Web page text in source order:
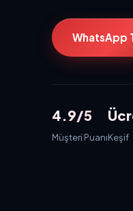
WhatsApp
4.9/5
Müşteri PuanıKeşif